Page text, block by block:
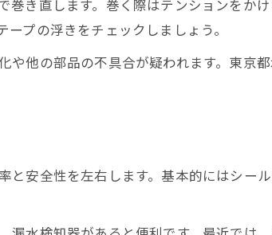
き直します。巻く際はテンションをか
プの浮きをチェックしましょう。
他の部品の不具合が疑われます。東京
安全性を左右します。基本的にはシー